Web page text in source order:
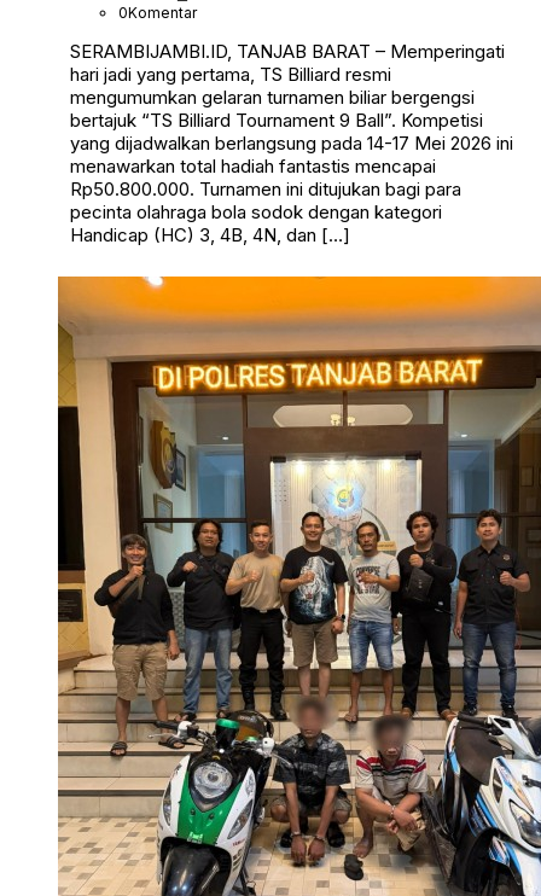
0Komentar
SERAMBIJAMBI.ID, TANJAB BARAT – Memperingati
hari jadi yang pertama, TS Billiard resmi
mengumumkan gelaran turnamen biliar bergengsi
bertajuk “TS Billiard Tournament 9 Ball”. Kompetisi
yang dijadwalkan berlangsung pada 14-17 Mei 2026 ini
menawarkan total hadiah fantastis mencapai
Rp50.800.000. Turnamen ini ditujukan bagi para
pecinta olahraga bola sodok dengan kategori
Handicap (HC) 3, 4B, 4N, dan […]